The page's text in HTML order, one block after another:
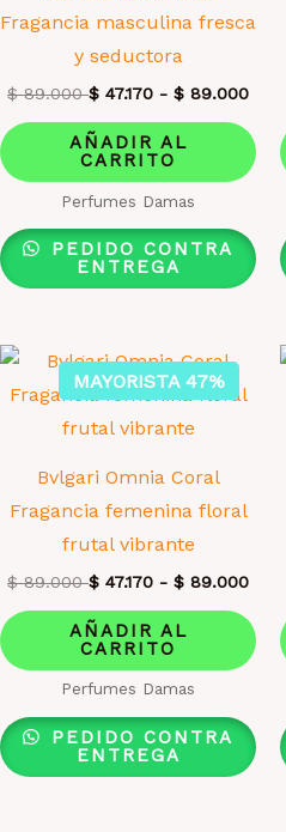
Fragancia masculina fresca
y seductora
$89.000 $ 47.170 - $ 89.000
AÑADIR AL
CARRITO
Perfumes Damas
PEDIDO CONTRA
ENTREGA
MAYORISTA 47%
Bvlgari Omnia Coral
Fragancia femenina floral
frutal vibrante
$89.000 $ 47.170 - $ 89.000
AÑADIR AL
CARRITO
Perfumes Damas
PEDIDO CONTRA
ENTREGA